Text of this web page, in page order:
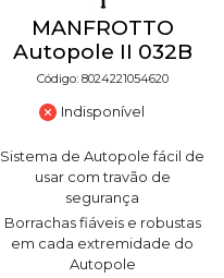
MANFROTTO
Autopole II 032B
Código: 8024221054620
Indisponível
Sistema de Autopole fácil de
usar com travão de
segurança
Borrachas fiáveis e robustas
em cada extremidade do
Autopole